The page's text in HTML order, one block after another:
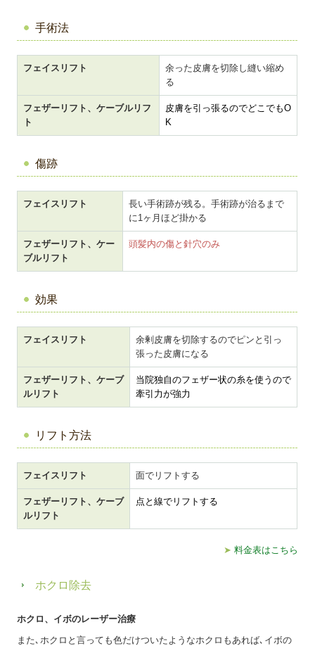
手術法
フェイスリフト
余った皮膚を切除し縫い縮め
る
フェザーリフト、ケーブルリフ
ト
皮膚を引っ張るのでどこでもO
K
傷跡
フェイスリフト
長い手術跡が残る。手術跡が治るまで
に1ヶ月ほど掛かる
フェザーリフト、ケー
ブルリフト
頭髪内の傷と針穴のみ
効果
フェイスリフト
余剰皮膚を切除するのでピンと引っ
張った皮膚になる
フェザーリフト、ケーブ
ルリフト
当院独自のフェザー状の糸を使うので
牽引力が強力
リフト方法
フェイスリフト 面でリフトする
フェザーリフト、ケーブ
ルリフト
点と線でリフトする
➤ 料金表はこちら
ホクロ除去
ホクロ、イボのレーザー治療
また､ホクロと言っても色だけついたようなホクロもあれば､イボの